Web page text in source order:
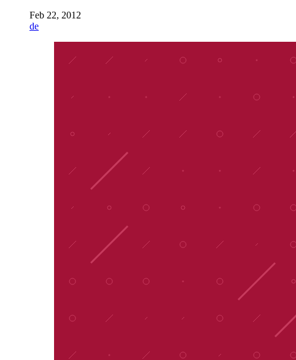
Feb 22, 2012
de